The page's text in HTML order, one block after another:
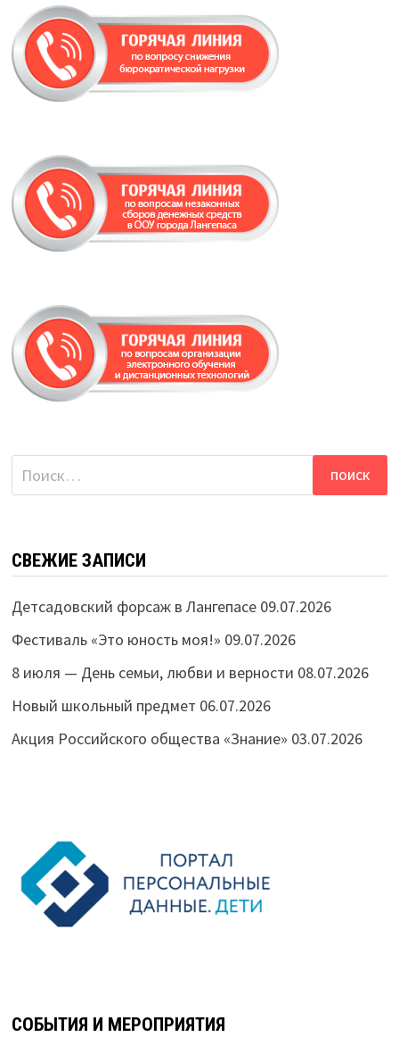
Найти:
СВЕЖИЕ ЗАПИСИ
Детсадовский форсаж в Лангепасе 09.07.2026
Фестиваль «Это юность моя!» 09.07.2026
8 июля — День семьи, любви и верности 08.07.2026
Новый школьный предмет 06.07.2026
Акция Российского общества «Знание» 03.07.2026
СОБЫТИЯ И МЕРОПРИЯТИЯ